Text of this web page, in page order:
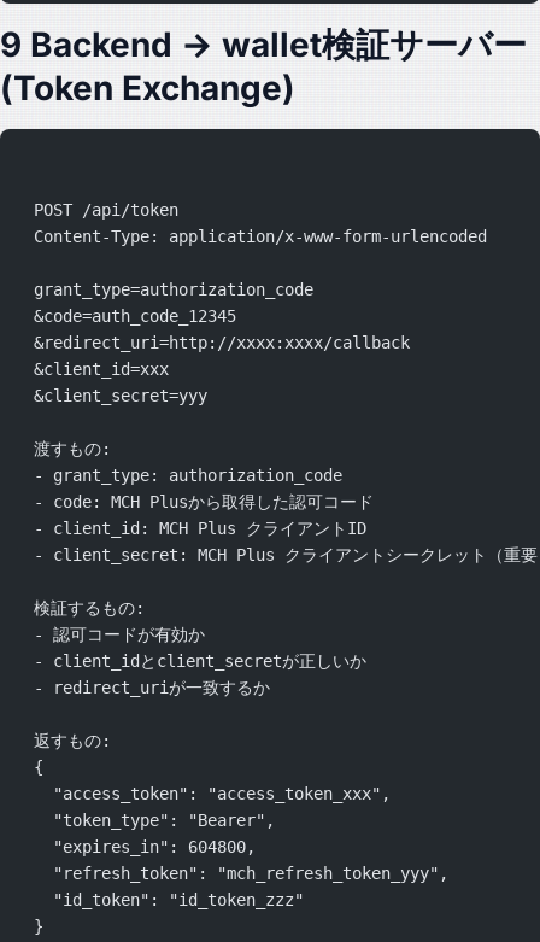
9 Backend → wallet検証サーバー
(Token Exchange)
  POST /api/token
  Content-Type: application/x-www-form-urlencoded
  grant_type=authorization_code
  &code=auth_code_12345
  &redirect_uri=http://xxxx:xxxx/callback
  &client_id=xxx
  &client_secret=yyy
  渡すもの:
  - grant_type: authorization_code
  - code: MCH Plusから取得した認可コード
  - client_id: MCH Plus クライアントID
- client_secret: MCH Plus クライアントシークレット（重要
  検証するもの:
  - 認可コードが有効か
  - client_idとclient_secretが正しいか
  - redirect_uriが一致するか
  返すもの:
  {
    "access_token": "access_token_xxx",
    "token_type": "Bearer",
    "expires_in": 604800,
    "refresh_token": "mch_refresh_token_yyy",
    "id_token": "id_token_zzz"
  }